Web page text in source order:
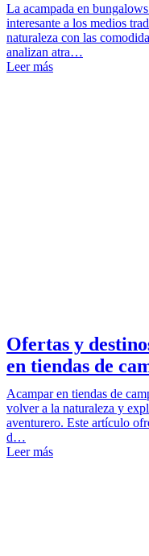
La acampada en
interesante a los medios
naturaleza con las
analizan atra…
Leer más
Ofertas y
en tiendas de
Acampar en tiendas de
volver a la naturaleza y
aventurero. Este artículo
d…
Leer más